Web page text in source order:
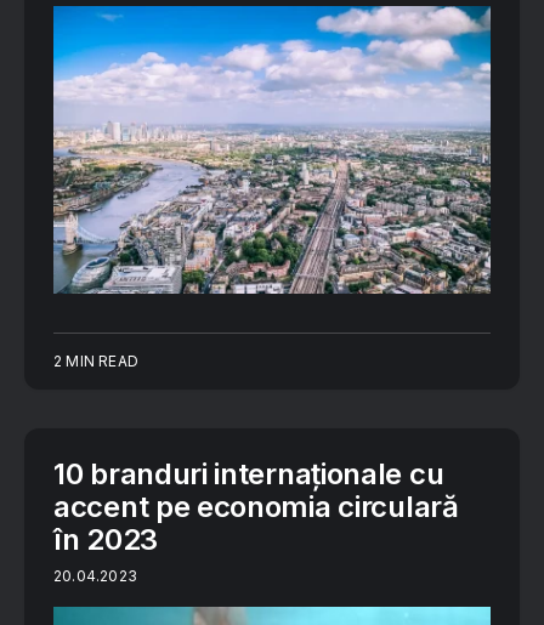
2 MIN READ
10 branduri internaționale cu
accent pe economia circulară
în 2023
20.04.2023